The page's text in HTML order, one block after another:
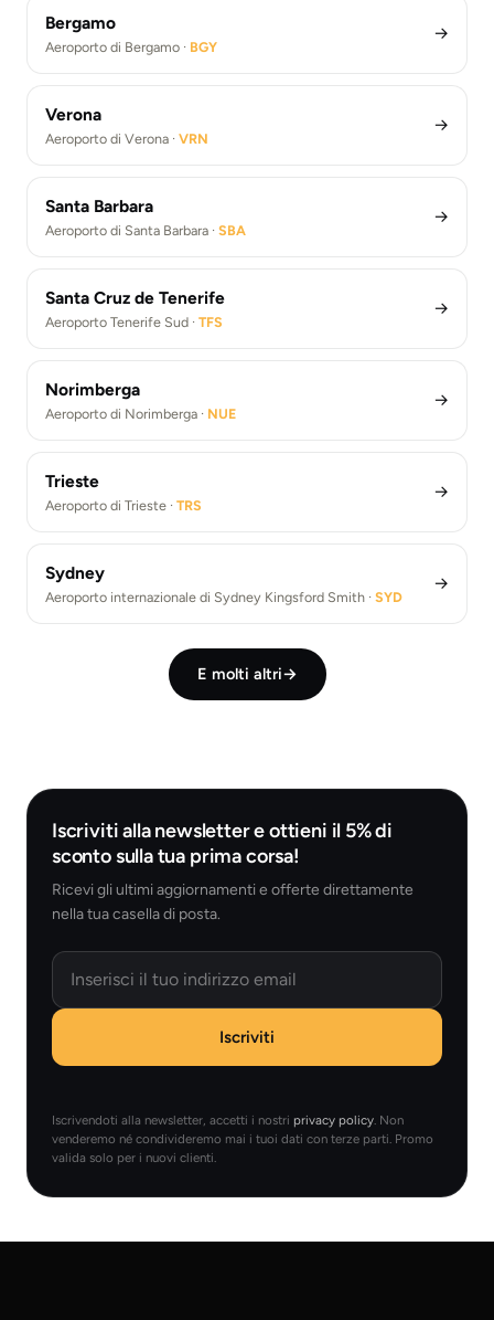
Bergamo
Aeroporto di Bergamo · BGY
→
Verona
Aeroporto di Verona · VRN
→
Santa Barbara
Aeroporto di Santa Barbara · SBA
→
Santa Cruz de Tenerife
Aeroporto Tenerife Sud · TFS
→
Norimberga
Aeroporto di Norimberga · NUE
→
Trieste
Aeroporto di Trieste · TRS
→
Sydney
Aeroporto internazionale di Sydney Kingsford Smith · SYD
→
E molti altri→
Iscriviti alla newsletter e ottieni il 5% di
sconto sulla tua prima corsa!
Ricevi gli ultimi aggiornamenti e offerte direttamente
nella tua casella di posta.
Email
Iscriviti
Iscrivendoti alla newsletter, accetti i nostri privacy policy . Non
venderemo né condivideremo mai i tuoi dati con terze parti. Promo
valida solo per i nuovi clienti.